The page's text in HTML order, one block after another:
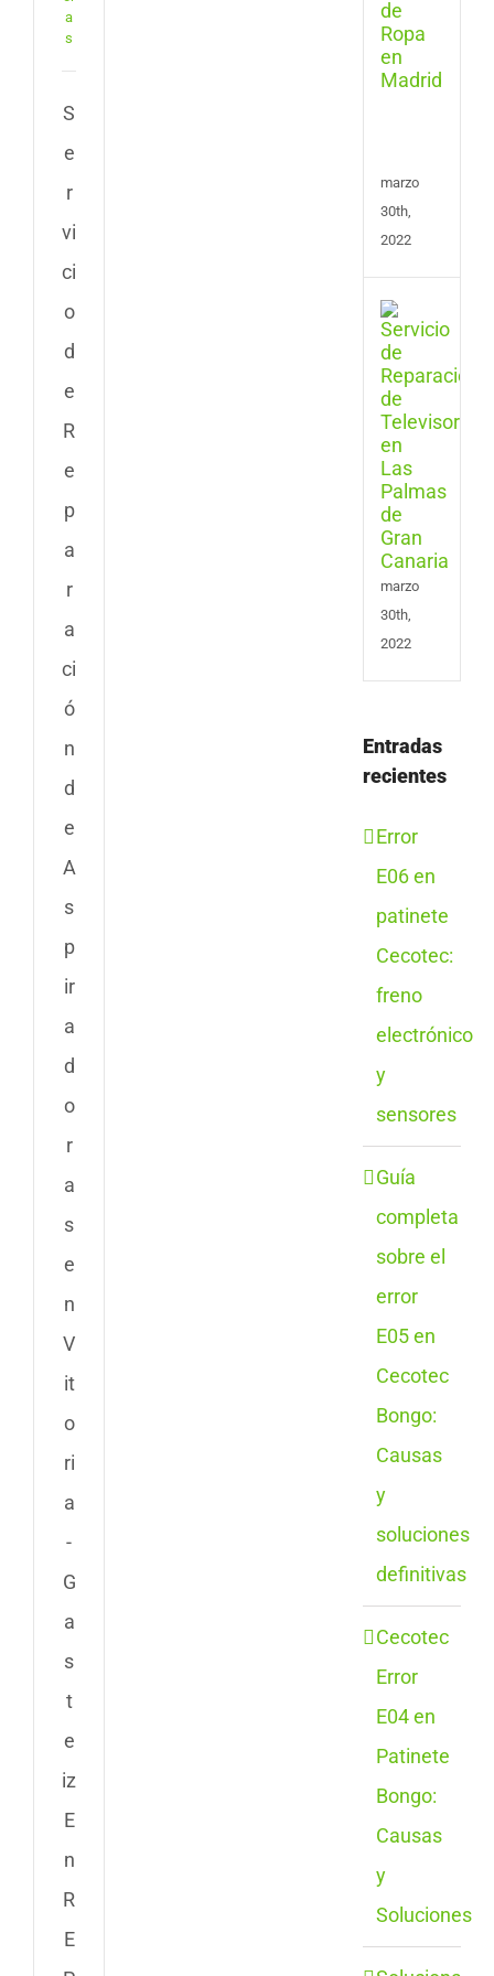
a
s
S
e
r
vi
ci
o
d
e
R
e
p
a
r
a
ci
ó
n
d
e
A
s
p
ir
a
d
o
r
a
s
e
n
V
it
o
ri
a
-
G
a
s
t
e
iz
E
n
R
E
marzo
30th,
2022
en
marzo
30th,
2022
Entradas
recientes
Error
E06 en
patinete
Cecotec:
freno
electrónico
y
sensores
Guía
completa
sobre el
error
E05 en
Cecotec
Bongo:
Causas
y
soluciones
definitivas
Cecotec
Error
E04 en
Patinete
Bongo:
Causas
y
Soluciones